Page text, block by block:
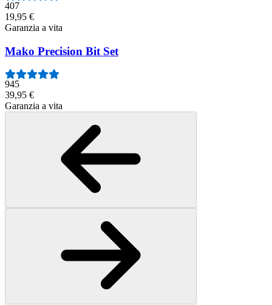
407
19,95 €
Garanzia a vita
Mako Precision Bit Set
945
39,95 €
Garanzia a vita